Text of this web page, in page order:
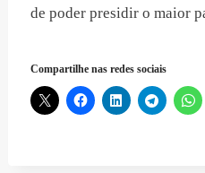
de poder presidir o maior
Compartilhe nas redes sociais